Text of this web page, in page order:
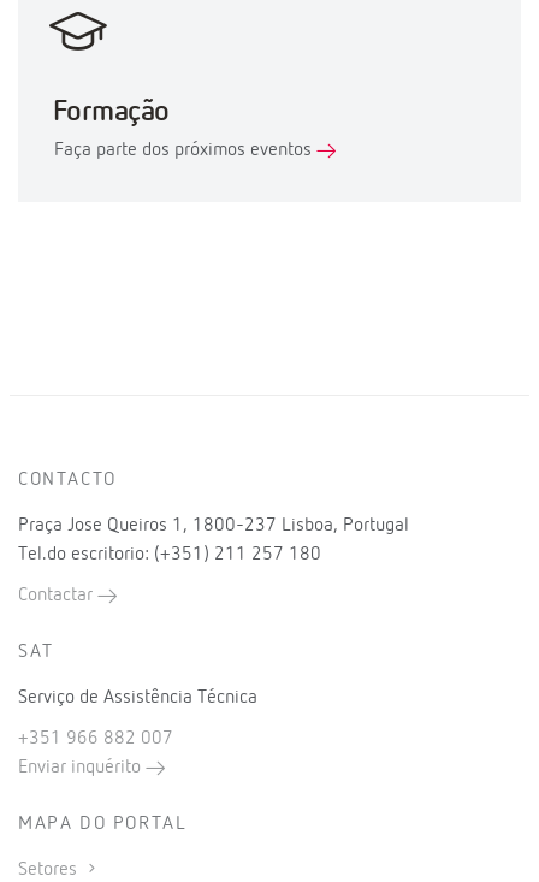
Formação
Faça parte dos próximos eventos
CONTACTO
Praça Jose Queiros 1, 1800-237 Lisboa, Portugal
Tel.do escritorio: (+351) 211 257 180
Contactar
SAT
Serviço de Assistência Técnica
+351 966 882 007
Enviar inquérito
MAPA DO PORTAL
Setores